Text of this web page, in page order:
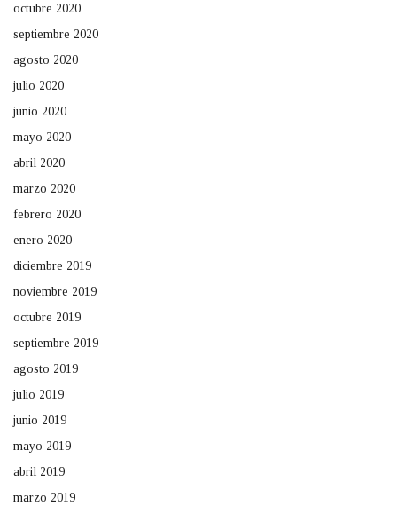
octubre 2020
septiembre 2020
agosto 2020
julio 2020
junio 2020
mayo 2020
abril 2020
marzo 2020
febrero 2020
enero 2020
diciembre 2019
noviembre 2019
octubre 2019
septiembre 2019
agosto 2019
julio 2019
junio 2019
mayo 2019
abril 2019
marzo 2019